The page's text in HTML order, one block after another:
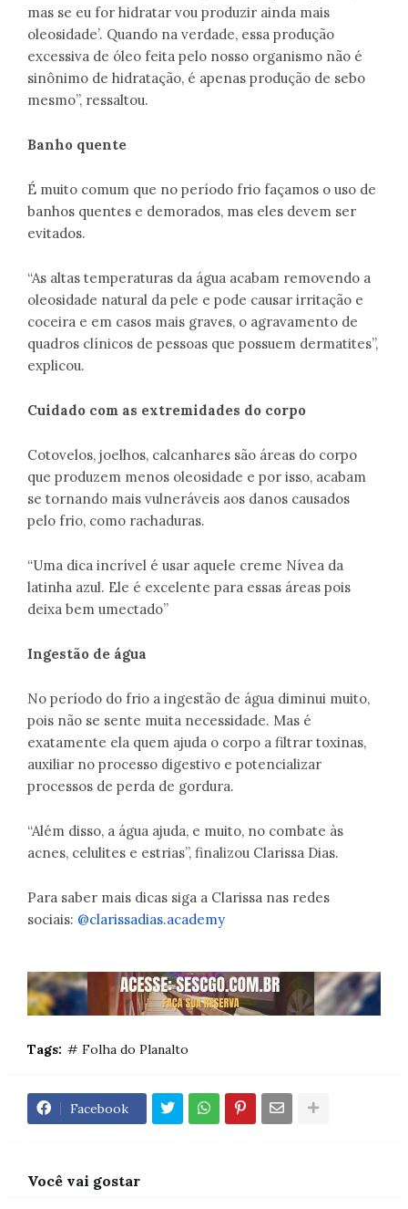
mas se eu for hidratar vou produzir ainda mais
oleosidade’. Quando na verdade, essa produção
excessiva de óleo feita pelo nosso organismo não é
sinônimo de hidratação, é apenas produção de sebo
mesmo”, ressaltou.
Banho quente
É muito comum que no período frio façamos o uso de
banhos quentes e demorados, mas eles devem ser
evitados.
“As altas temperaturas da água acabam removendo a
oleosidade natural da pele e pode causar irritação e
coceira e em casos mais graves, o agravamento de
quadros clínicos de pessoas que possuem dermatites”,
explicou.
Cuidado com as extremidades do corpo
Cotovelos, joelhos, calcanhares são áreas do corpo
que produzem menos oleosidade e por isso, acabam
se tornando mais vulneráveis aos danos causados
pelo frio, como rachaduras.
“Uma dica incrível é usar aquele creme Nívea da
latinha azul. Ele é excelente para essas áreas pois
deixa bem umectado”
Ingestão de água
No período do frio a ingestão de água diminui muito,
pois não se sente muita necessidade. Mas é
exatamente ela quem ajuda o corpo a filtrar toxinas,
auxiliar no processo digestivo e potencializar
processos de perda de gordura.
“Além disso, a água ajuda, e muito, no combate às
acnes, celulites e estrias”, finalizou Clarissa Dias.
Para saber mais dicas siga a Clarissa nas redes
sociais: @clarissadias.academy
Tags: # Folha do Planalto
Facebook
Você vai gostar